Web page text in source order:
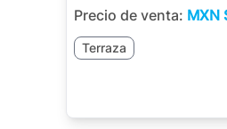
Precio de venta: MXN
Terraza